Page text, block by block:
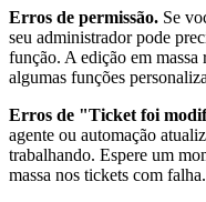
Erros de permissão. Se
seu administrador pode
função. A edição em massa
algumas funções
Erros de "Ticket foi
agente ou automação
trabalhando. Espere um
massa nos tickets com falha.